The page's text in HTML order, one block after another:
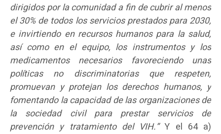
dirigidos por la comunidad a fin de cubrir al menos
el 30% de todos los servicios prestados para 2030,
e invirtiendo en recursos humanos para la salud,
así como en el equipo, los instrumentos y los
medicamentos necesarios favoreciendo unas
políticas no discriminatorias que respeten,
promuevan y protejan los derechos humanos, y
fomentando la capacidad de las organizaciones de
la sociedad civil para prestar servicios de
prevención y tratamiento del VIH.”Y el 64 a)